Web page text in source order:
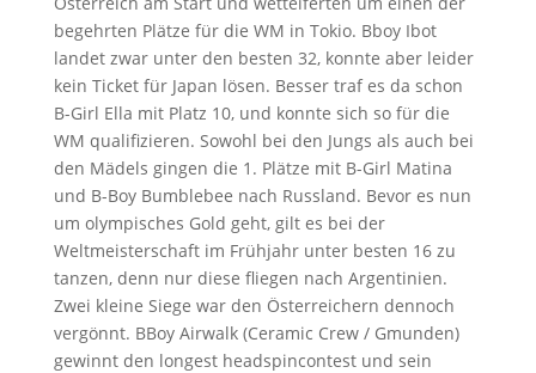
begehrten Plätze für die WM in Tokio. Bboy Ibot
landet zwar unter den besten 32, konnte aber leider
kein Ticket für Japan lösen. Besser traf es da schon
B-Girl Ella mit Platz 10, und konnte sich so für die
WM qualifizieren. Sowohl bei den Jungs als auch bei
den Mädels gingen die 1. Plätze mit B-Girl Matina
und B-Boy Bumblebee nach Russland. Bevor es nun
um olympisches Gold geht, gilt es bei der
Weltmeisterschaft im Frühjahr unter besten 16 zu
tanzen, denn nur diese fliegen nach Argentinien.
Zwei kleine Siege war den Österreichern dennoch
vergönnt. BBoy Airwalk (Ceramic Crew / Gmunden)
gewinnt den longest headspincontest und sein